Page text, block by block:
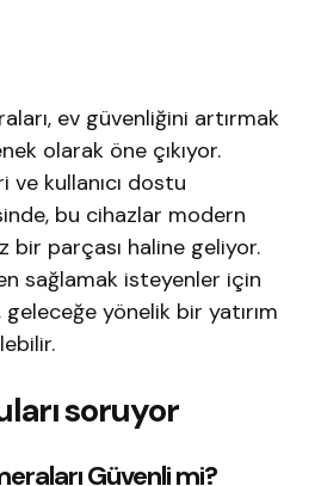
ev güvenliğini artırmak
olarak öne çıkıyor.
ve kullanıcı dostu
bu cihazlar modern
bir parçası haline geliyor.
sağlamak isteyenler için
geleceğe yönelik bir yatırım
soruyor
Güvenli mi?